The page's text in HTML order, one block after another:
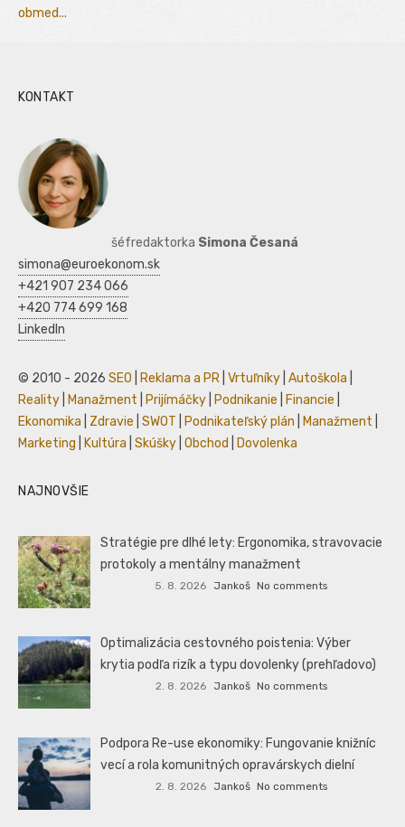
obmed...
KONTAKT
šéfredaktorka Simona Česaná
simona@euroekonom.sk
+421 907 234 066
+420 774 699 168
LinkedIn
© 2010 - 2026 SEO Reklama a PR Vrtuľníky Autoškola
Reality
Manažment Prijímáčky Podnikanie Financie
Ekonomika
Zdravie SWOT Podnikateľský plán Manažment
Marketing
Kultúra Skúšky Obchod Dovolenka
NAJNOVŠIE
Stratégie pre dlhé lety: Ergonomika, stravovacie
protokoly a mentálny manažment
5. 8. 2026 Jankoš No comments
Optimalizácia cestovného poistenia: Výber
krytia podľa rizík a typu dovolenky (prehľadovo)
2. 8. 2026 Jankoš No comments
Podpora Re-use ekonomiky: Fungovanie knižníc
vecí a rola komunitných opravárskych dielní
2. 8. 2026 Jankoš No comments